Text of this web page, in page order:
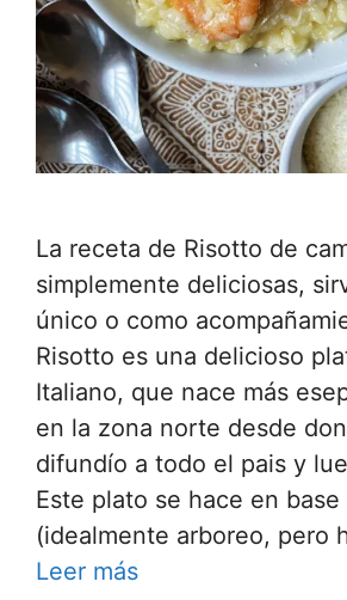
La receta de Risotto de
simplemente deliciosas,
único o como
Risotto es una delicioso
Italiano, que nace más
en la zona norte desde
difundío a todo el pais y
Este plato se hace en base
(idealmente arboreo, pero
Leer más